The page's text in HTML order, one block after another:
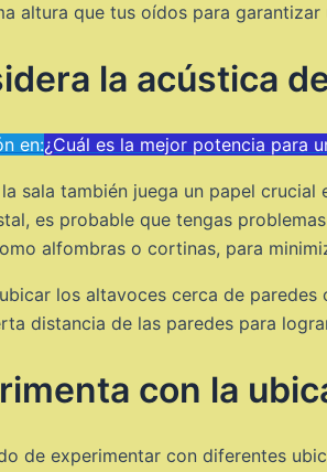
altura que tus oídos para
la acústica
en:¿Cuál es la mejor potencia para
sala también juega un papel
es probable que tengas
alfombras o cortinas, para
los altavoces cerca de
distancia de las paredes para
con la
de experimentar con diferentes